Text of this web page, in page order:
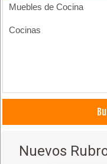
Muebles de Cocina
Cocinas
Nuevos